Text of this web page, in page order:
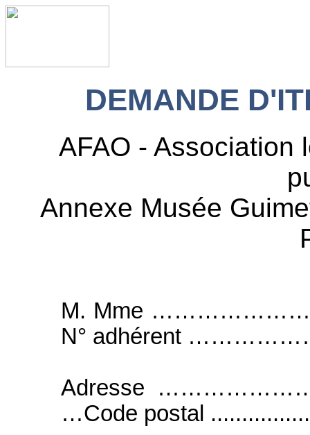
DEMANDE
AFAO - Association
Annexe Musée
M. Mme
N° adhérent
Adresse
…Code postal